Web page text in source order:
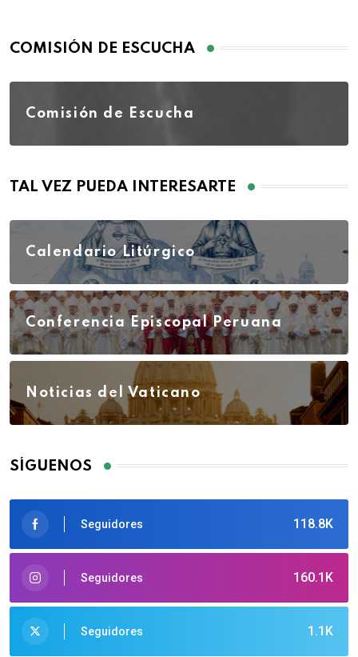
COMISIÓN DE ESCUCHA
Comisión de Escucha
TAL VEZ PUEDA INTERESARTE
Calendario Litúrgico
Conferencia Episcopal Peruana
Noticias del Vaticano
SÍGUENOS
118.8K
Seguidores
160.1K
Seguidores
1.1K
Seguidores